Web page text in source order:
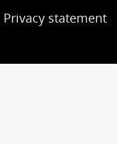
Privacy statement